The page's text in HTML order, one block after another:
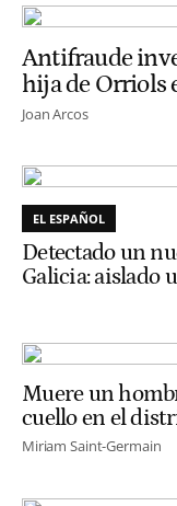
Antifraude
hija de Orriols
Joan Arcos
EL ESPAÑOL
Detectado un
Galicia: aislado
Muere un
cuello en el
Miriam Saint-Germain